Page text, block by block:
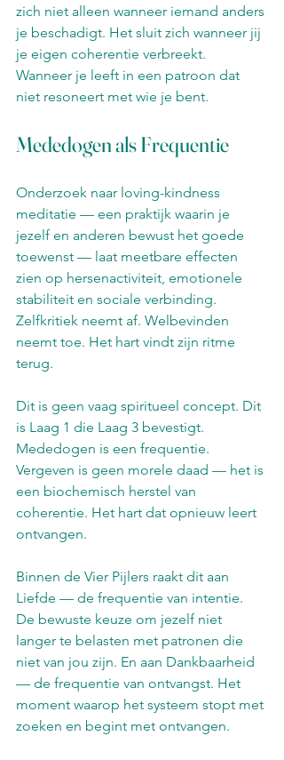
zich niet alleen wanneer iemand anders
je beschadigt. Het sluit zich wanneer jij
je eigen coherentie verbreekt.
Wanneer je leeft in een patroon dat
niet resoneert met wie je bent.
Mededogen als Frequentie
Onderzoek naar loving-kindness
meditatie — een praktijk waarin je
jezelf en anderen bewust het goede
toewenst — laat meetbare effecten
zien op hersenactiviteit, emotionele
stabiliteit en sociale verbinding.
Zelfkritiek neemt af. Welbevinden
neemt toe. Het hart vindt zijn ritme
terug.
Dit is geen vaag spiritueel concept. Dit
is Laag 1 die Laag 3 bevestigt.
Mededogen is een frequentie.
Vergeven is geen morele daad — het is
een biochemisch herstel van
coherentie. Het hart dat opnieuw leert
ontvangen.
Binnen de Vier Pijlers raakt dit aan
Liefde — de frequentie van intentie.
De bewuste keuze om jezelf niet
langer te belasten met patronen die
niet van jou zijn. En aan Dankbaarheid
— de frequentie van ontvangst. Het
moment waarop het systeem stopt met
zoeken en begint met ontvangen.